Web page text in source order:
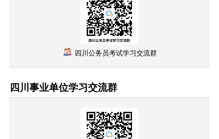
四川公务员考试学习交流群
四川事业单位学习交流群